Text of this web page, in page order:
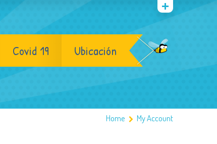
Covid 19 Ubicación
Home My Account